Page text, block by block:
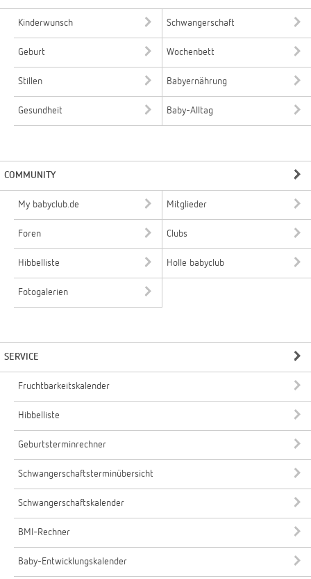
Kinderwunsch Schwangerschaft
Geburt Wochenbett
Stillen Babyernährung
Gesundheit Baby-Alltag
COMMUNITY
My babyclub.de Mitglieder
Foren Clubs
Hibbelliste Holle babyclub
Fotogalerien
SERVICE
Fruchtbarkeitskalender
Hibbelliste
Geburtsterminrechner
Schwangerschaftsterminübersicht
Schwangerschaftskalender
BMI-Rechner
Baby-Entwicklungskalender